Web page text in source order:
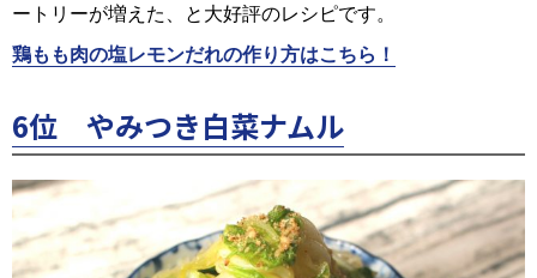
ートリーが増えた、と大好評のレシピです。
鶏もも肉の塩レモンだれの作り方はこちら！
6位 やみつき白菜ナムル